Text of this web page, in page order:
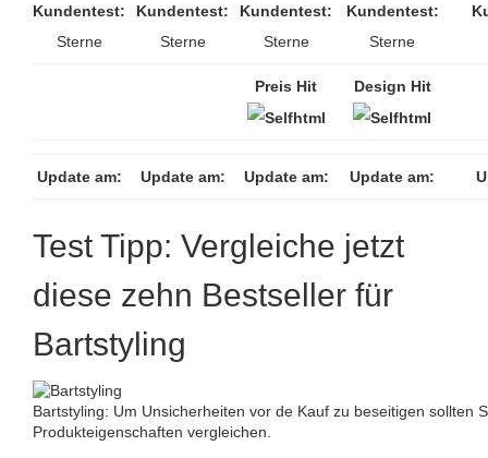
Kundentest:
Sterne
Kundentest:
Sterne
Kundentest:
Sterne
Kundentest:
Sterne
Preis Hit Design Hit
Update am: Update am: Update am: Update am:
Test Tipp: Vergleiche jetzt
diese zehn Bestseller für
Bartstyling
Bartstyling: Um Unsicherheiten vor de Kauf zu beseitigen sollten
Produkteigenschaften vergleichen.